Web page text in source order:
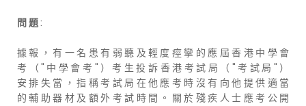
問 題:
據 報 ， 有 一 名 患 有 弱 聽 及 輕 度 痙 攣 的 應 屆 香 港 中 學 會
考 （ " 中 學 會 考 " ） 考 生 投 訴 香 港 考 試 局 （ " 考 試 局 " ）
安 排 失 當 ， 指 稱 考 試 局 在 他 應 考 時 沒 有 向 他 提 供 適 當
的 輔 助 器 材 及 額 外 考 試 時 間 。 關 於 殘 疾 人 士 應 考 公 開